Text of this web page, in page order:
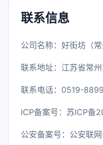
联系信息
公司名称：好街坊（
联系地址：江苏省常
联系电话：0519-
ICP备案号： 苏ICP备
公安备案号：公安联